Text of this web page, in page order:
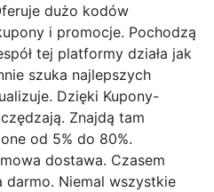
dużo kodów
i promocje. Pochodzą
tej platformy działa jak
szuka najlepszych
Dzięki Kupony-
Znajdą tam
od 5% do 80%.
dostawa. Czasem
Niemal wszystkie